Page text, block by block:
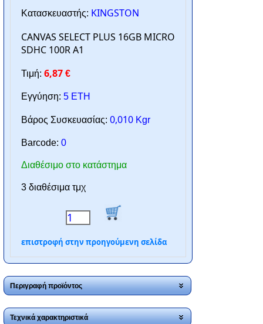
Κατασκευαστής: KINGSTON
CANVAS SELECT PLUS 16GB MICRO
SDHC 100R A1
Τιμή: 6,87 €
Εγγύηση: 5 ΕΤΗ
Βάρος Συσκευασίας: 0,010 Kgr
Barcode: 0
Διαθέσιμο στο κατάστημα
3 διαθέσιμα τμχ
επιστροφή στην προηγούμενη σελίδα
Περιγραφή προϊόντος
Τεχνικά χαρακτηριστικά